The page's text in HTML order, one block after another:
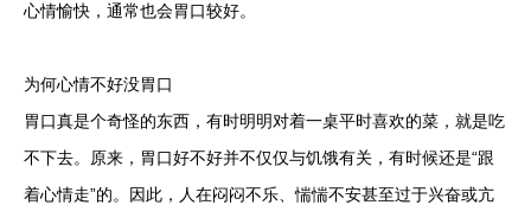
心情愉快，通常也会胃口较好。
为何心情不好没胃口
胃口真是个奇怪的东西，有时明明对着一桌平时喜欢的菜，就是吃
不下去。原来，胃口好不好并不仅仅与饥饿有关，有时候还是“跟
着心情走”的。因此，人在闷闷不乐、惴惴不安甚至过于兴奋或亢